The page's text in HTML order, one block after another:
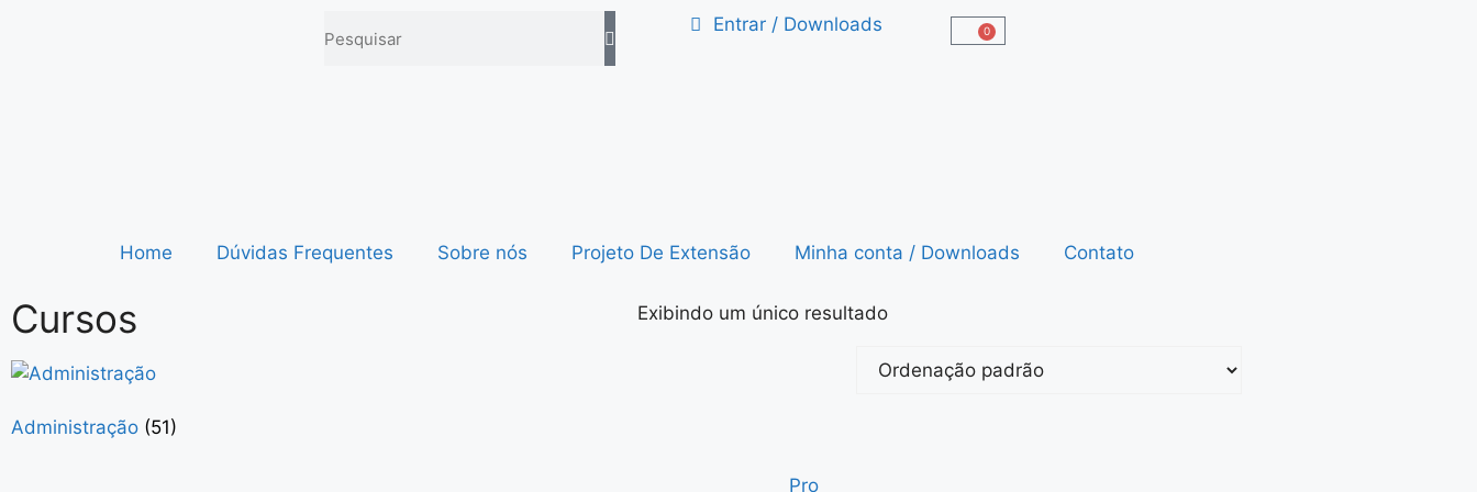
Entrar / Downloads 0
Home Dúvidas Frequentes Sobre nós Projeto De Extensão Minha conta / Downloads Contato
Cursos
Administração (51)
Exibindo um único resultado
Pro